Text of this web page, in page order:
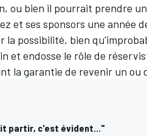
ou bien il pourrait prendre
et ses sponsors une année
la possibilité, bien
et endosse le rôle de
la garantie de revenir un ou
partir, c'est évident..."